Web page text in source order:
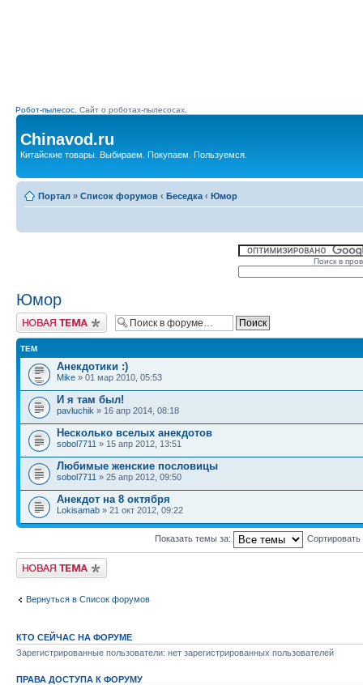
Робот-пылесос. Сайт о роботах-пылесосах.
Chinavod.ru
Китайские товары. Выбираем. Покупаем. Пользуемся.
Портал » Список форумов ‹ Беседка ‹ Юмор
Поиск в
Юмор
Начать новую тему
ТЕМ
Анекдотики :)
Mike » 01 мар 2010, 05:53
И я там был!
pavluchik » 16 апр 2014, 08:18
Несколько вселых анекдотов
sobol7711 » 15 апр 2012, 13:51
Любимые женские пословицы
sobol7711 » 25 апр 2012, 09:50
Анекдот на 8 октября
Lokisamab » 21 окт 2012, 09:22
Показать темы за:
Начать новую тему
Вернуться в Список форумов
КТО СЕЙЧАС НА ФОРУМЕ
Зарегистрированные пользователи: нет зарегистрированных пользователей
ПРАВА ДОСТУПА К ФОРУМУ